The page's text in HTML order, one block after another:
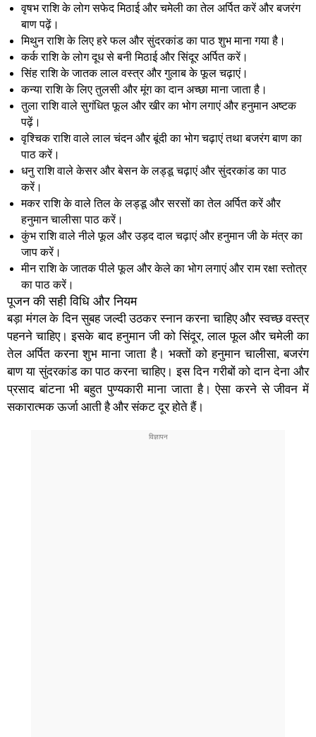
वृषभ राशि के लोग सफेद मिठाई और चमेली का तेल अर्पित करें और बजरंग
बाण पढ़ें।
मिथुन राशिके लिए हरे फल और सुंदरकांड का पाठ शुभ माना गया है।
कर्क राशि के लोग दूध से बनी मिठाई और सिंदूर अर्पित करें।
सिंह राशि के जातक लाल वस्त्र और गुलाब के फूल चढ़ाएं।
कन्या राशि के लिए तुलसी और मूंग का दान अच्छा माना जाता है।
तुला राशि वाले सुगंधित फूल और खीर का भोग लगाएं औरहनुमान अष्टक
पढ़ें।
वृश्चिक राशि वाले लाल चंदन और बूंदी का भोग चढ़ाएं तथा बजरंग बाण का
पाठ करें।
धनु राशि वाले केसर और बेसन के लड्डू चढ़ाएं औरसुंदरकांड का पाठ
करें।
मकर राशि के वाले तिल के लड्डू और सरसों का तेल अर्पित करें और
हनुमान चालीसा पाठ करें।
कुंभ राशिवाले नीले फूल और उड़द दाल चढ़ाएं और हनुमान जी के मंत्र का
जाप करें।
मीन राशि के जातक पीले फूल और केले का भोग लगाएं और राम रक्षा स्तोत्र
का पाठ करें।
पूजन की सही विधि और नियम
बड़ा मंगलके दिन सुबह जल्दी उठकर स्नान करना चाहिए और स्वच्छ वस्त्र
पहनने चाहिए। इसके बाद हनुमान जी को सिंदूर, लाल फूल और चमेली का
तेल अर्पित करना शुभ माना जाता है। भक्तों कोहनुमान चालीसा, बजरंग
बाण यासुंदरकांड का पाठकरना चाहिए। इस दिन गरीबों को दान देना और
प्रसाद बांटना भी बहुत पुण्यकारी माना जाता है। ऐसा करने से जीवन में
सकारात्मक ऊर्जा आती है और संकट दूर होते हैं।